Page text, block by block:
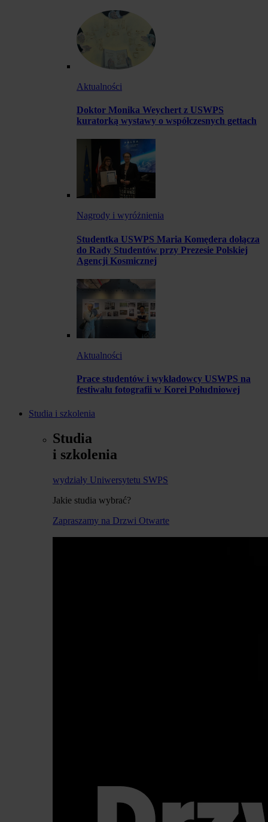
Aktualności
Doktor Monika Weychert z USWPS
kuratorką wystawy o współczesnych gettach
Nagrody i wyróżnienia
Studentka USWPS Maria Komędera dołącza
do Rady Studentów przy Prezesie Polskiej
Agencji Kosmicznej
Aktualności
Prace studentów i wykładowcy USWPS na
festiwalu fotografii w Korei Południowej
Studia i szkolenia
Studia
i szkolenia
wydziały Uniwersytetu SWPS
Jakie studia wybrać?
Zapraszamy na Drzwi Otwarte